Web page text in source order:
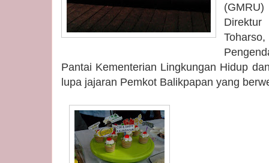
Pantai Kementerian Lingkungan Hidup
lupa jajaran Pemkot Balikpapan yang